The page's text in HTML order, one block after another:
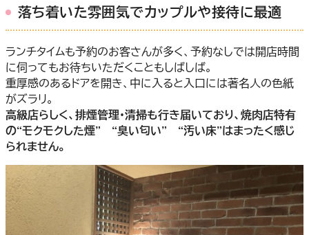
落ち着いた雰囲気でカップルや接待に最適
ランチタイムも予約のお客さんが多く、予約なしでは開店時間
に伺ってもお待ちいただくこともしばしば。
重厚感のあるドアを開き、中に入ると入口には著名人の色紙
がズラリ。
高級店らしく、排煙管理・清掃も行き届いており、焼肉店特有
の“モクモクした煙” “臭い匂い” “汚い床”はまったく感じ
られません。